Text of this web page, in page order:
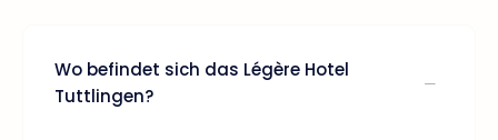
Wo befindet sich das Légère Hotel
Tuttlingen?